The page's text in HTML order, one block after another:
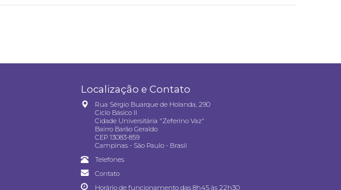
Localização e Contato
Rua Sérgio Buarque de Holanda, 290
Ciclo Básico II
Cidade Universitária "Zeferino Vaz"
Bairro Barão Geraldo
CEP 13083-859
Campinas - São Paulo - Brasil
Telefones
Contato
Horário de funcionamento das 8h45 às 22h30